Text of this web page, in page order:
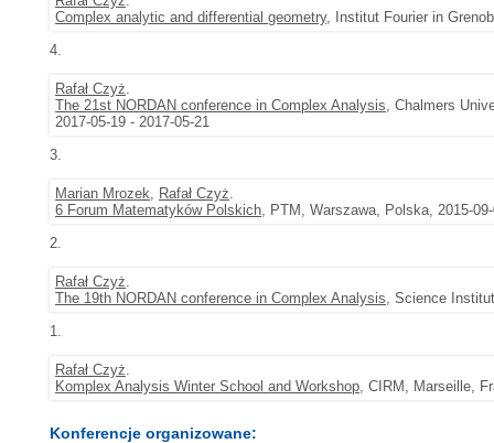
Complex analytic and differential geometry, Institut Fourier in
4.
Rafał Czyż.
The 21st NORDAN conference in Complex Analysis, Chalmers
2017-05-19 - 2017-05-21
3.
Marian Mrozek, Rafał Czyż.
6 Forum Matematyków Polskich, PTM, Warszawa, Polska, 2015-
2.
Rafał Czyż.
The 19th NORDAN conference in Complex Analysis, Science
1.
Rafał Czyż.
Komplex Analysis Winter School and Workshop, CIRM, Marseille,
Konferencje organizowane: